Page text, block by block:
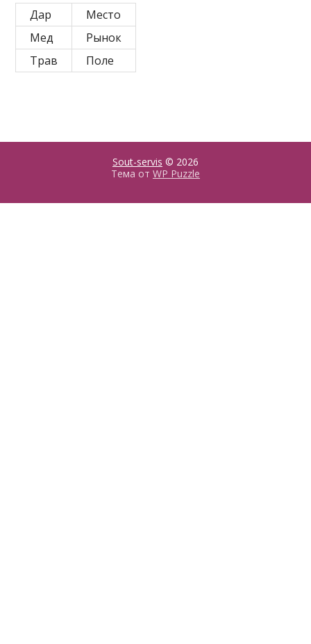
Дар
Место
Мед
Рынок
Трав
Поле
Sout-servis © 2026
Тема от WP Puzzle